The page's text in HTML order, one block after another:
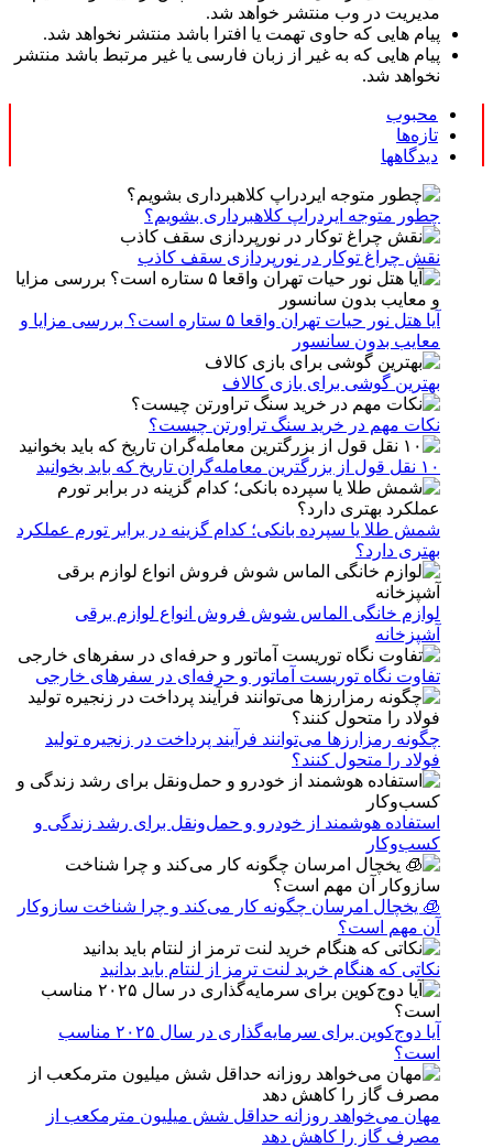
مدیریت در وب منتشر خواهد شد.
پیام هایی که حاوی تهمت یا افترا باشد منتشر نخواهد شد.
پیام هایی که به غیر از زبان فارسی یا غیر مرتبط باشد منتشر
نخواهد شد.
محبوب
تازه‌ها
دیدگاهها
چطور متوجه ایردراپ کلاهبرداری بشویم؟
نقش چراغ توکار در نورپردازی سقف کاذب
آیا هتل نور حیات تهران واقعا ۵ ستاره است؟ بررسی مزایا و
معایب بدون سانسور
بهترین گوشی برای بازی کالاف
نکات مهم در خرید سنگ تراورتن چیست؟
۱۰ نقل قول از بزرگترین معامله‌گران تاریخ که باید بخوانید
شمش طلا یا سپرده بانکی؛ کدام گزینه در برابر تورم عملکرد
بهتری دارد؟
لوازم خانگی الماس شوش فروش انواع لوازم برقی
آشپزخانه
تفاوت نگاه توریست آماتور و حرفه‌ای در سفرهای خارجی
چگونه رمزارزها می‌توانند فرآیند پرداخت در زنجیره تولید
فولاد را متحول کنند؟
استفاده هوشمند از خودرو و حمل‌ونقل برای رشد زندگی و
کسب‌وکار
🧊 یخچال امرسان چگونه کار می‌کند و چرا شناخت سازوکار
آن مهم است؟
نکاتی که هنگام خرید لنت ترمز از لنتام باید بدانید
آیا دوج‌کوین برای سرمایه‌گذاری در سال ۲۰۲۵ مناسب
است؟
مهان می‌خواهد روزانه حداقل شش میلیون مترمکعب از
مصرف گاز را کاهش دهد